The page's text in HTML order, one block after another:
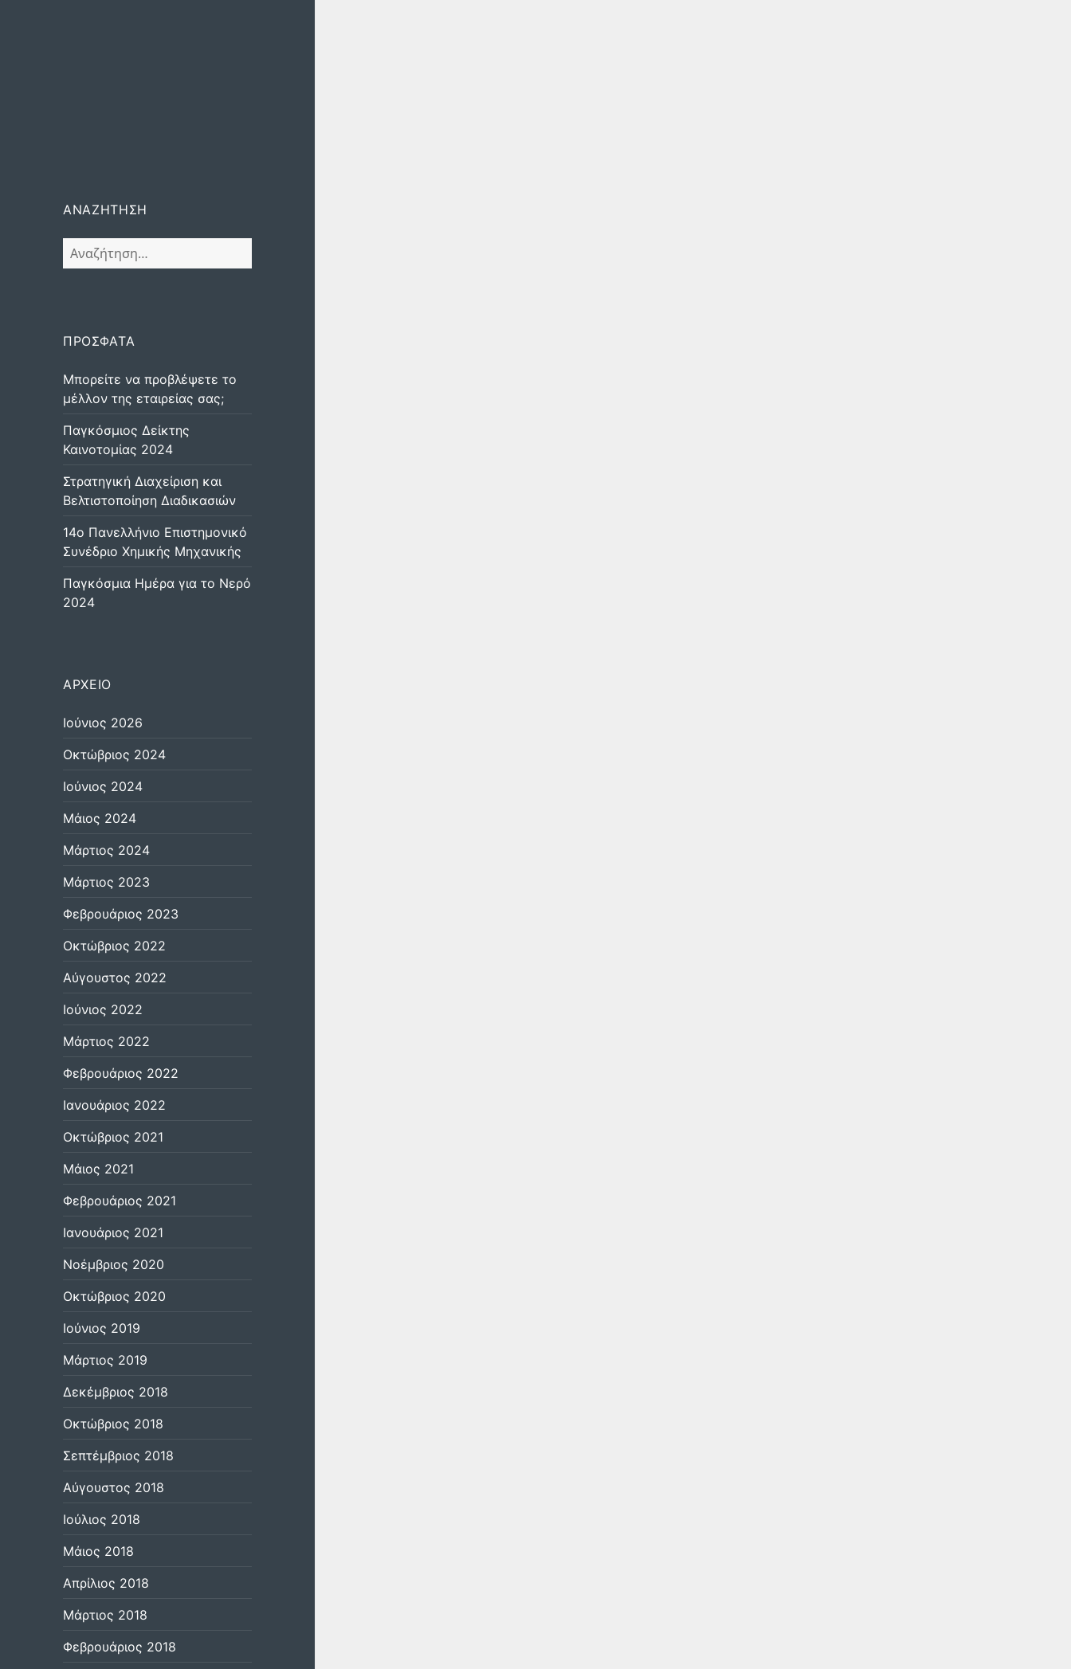
ΑΝΑΖΉΤΗΣΗ
Αναζήτηση
για:
ΠΡΌΣΦΑΤΑ
Μπορείτε να προβλέψετε το
μέλλον της εταιρείας σας;
Παγκόσμιος Δείκτης
Καινοτομίας 2024
Στρατηγική Διαχείριση και
Βελτιστοποίηση Διαδικασιών
14ο Πανελλήνιο Επιστημονικό
Συνέδριο Χημικής Μηχανικής
Παγκόσμια Ημέρα για το Νερό
2024
ΑΡΧΕΊΟ
Ιούνιος 2026
Οκτώβριος 2024
Ιούνιος 2024
Μάιος 2024
Μάρτιος 2024
Μάρτιος 2023
Φεβρουάριος 2023
Οκτώβριος 2022
Αύγουστος 2022
Ιούνιος 2022
Μάρτιος 2022
Φεβρουάριος 2022
Ιανουάριος 2022
Οκτώβριος 2021
Μάιος 2021
Φεβρουάριος 2021
Ιανουάριος 2021
Νοέμβριος 2020
Οκτώβριος 2020
Ιούνιος 2019
Μάρτιος 2019
Δεκέμβριος 2018
Οκτώβριος 2018
Σεπτέμβριος 2018
Αύγουστος 2018
Ιούλιος 2018
Μάιος 2018
Απρίλιος 2018
Μάρτιος 2018
Φεβρουάριος 2018